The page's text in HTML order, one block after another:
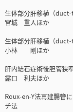
生体部分肝移植（
宮城 重人ほか
生体部分肝移植（
小林 剛ほか
肝内結石症術後胆管狭
露口 利夫ほか
Roux-en-Y法再建腸管
チ法